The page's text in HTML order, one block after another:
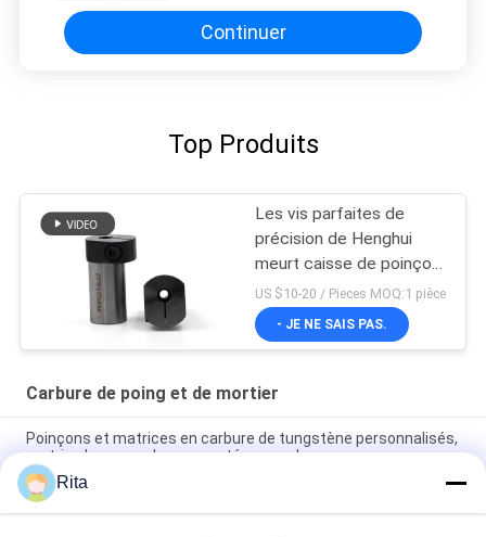
Continuer
Top Produits
Les vis parfaites de
précision de Henghui
meurt caisse de poinçon
de caisse deuxièmes de
poinçon d'en-tête
US $10-20 / Pieces MOQ:1 pièce
- JE NE SAIS PAS.
Carbure de poing et de mortier
Poinçons et matrices en carbure de tungstène personnalisés,
matrice hexagonale segmentée en carbure
Poinçons et matrices segmentés hexagonaux en carbure
avec matériau YG20C VA80 CD-750 H13
Rita